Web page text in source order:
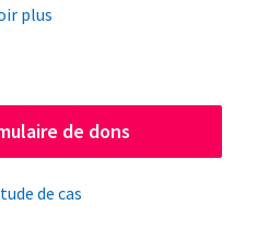
plus
de dons
de cas